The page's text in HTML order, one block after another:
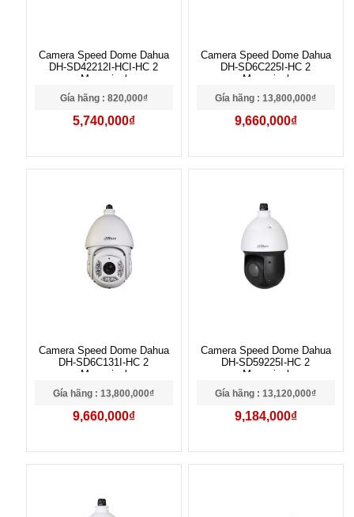
Camera Speed Dome Dahua
DH-SD42212I-HCI-HC 2
Megapixel
Gía hãng : 820,000₫
5,740,000₫
Camera Speed Dome Dahua
DH-SD6C225I-HC 2
Megapixel
Gía hãng : 13,800,000₫
9,660,000₫
Camera Speed Dome Dahua
DH-SD6C131I-HC 2
Megapixel
Gía hãng : 13,800,000₫
9,660,000₫
Camera Speed Dome Dahua
DH-SD59225I-HC 2
Megapixel
Gía hãng : 13,120,000₫
9,184,000₫